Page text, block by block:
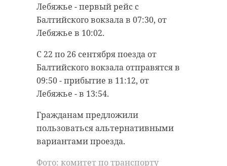
Лебяжье - первый рейс с
Балтийского вокзала в 07:30, от
Лебяжье в 10:02.
С 22 по 26 сентября поезда от
Балтийского вокзала отправятся в
09:50 - прибытие в 11:12, от
Лебяжье - в 13:54.
Гражданам предложили
пользоваться альтернативными
вариантами проезда.
Фото: комитет по транспорту